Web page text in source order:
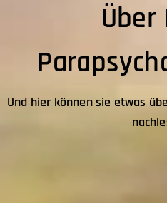
Über
Und hier können sie etwas